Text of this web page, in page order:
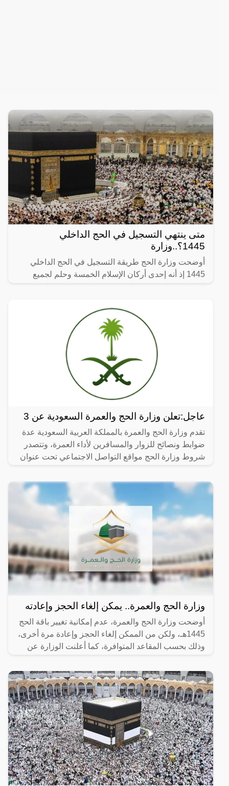
متى ينتهي التسجيل في الحج الداخلي
1445؟..وزارة
أوضحت وزارة الحج طريقة التسجيل في الحج الداخلي
1445 إذ أنه إحدى أركان الإسلام الخمسة وحلم لجميع
عاجل:تعلن وزارة الحج والعمرة السعودية عن 3
تقدم وزارة الحج والعمرة بالمملكة العربية السعودية عدة
ضوابط ونصائح للزوار والمسافرين لأداء العمرة، وتتصدر
شروط وزارة الحج مواقع التواصل الاجتماعي تحت عنوان
وزارة الحج والعمرة.. يمكن إلغاء الحجز وإعادته
أوضحت وزارة الحج والعمرة، عدم إمكانية تغيير باقة الحج
1445هـ، ولكن من الممكن إلغاء الحجز وإعادة مرة أخرى،
وذلك بحسب المقاعد المتوافرة، كما أعلنت الوزارة عن